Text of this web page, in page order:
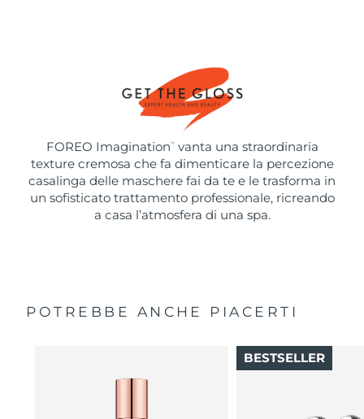
FOREO Imagination ™
vanta una straordinaria
texture cremosa che fa dimenticare la percezione
casalinga delle maschere fai da te e le trasforma in
un sofisticato trattamento professionale, ricreando
a casa l’atmosfera di una spa.
POTREBBE ANCHE PIACERTI
BESTSELLER